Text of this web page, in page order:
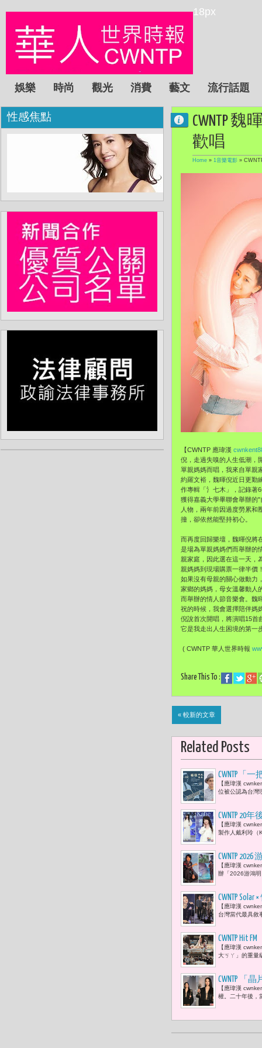
18px
娛樂 時尚 觀光 消費 藝文 流行話題
CWNTP
歡唱
Home » 1音樂電影 »
【CWNTP 應瑋漢
倪，走過失嗅的人生低潮，
單親媽媽而唱，我來自單親
約羅文裕，魏暉倪近日更勤
作專輯「氵七木」，記錄著
獲得嘉義大學畢聯會舉辦的
人物，兩年前因過度勞累
撞，卻依然能堅持初心。
而再度回歸樂壇，魏暉倪將
是場為單親媽媽們而舉辦的
親家庭，因此選在這一天，
親媽媽到現場購票一律半價
如果沒有母親的關心做動力
家鄉的媽媽，母女溫馨動人
而舉辦的情人節音樂會。魏
祝的時候，我會選擇陪伴媽
倪說首次開唱，將演唱15首
它是我走出人生困境的第一
( CWNTP 華人世界時報
Share This To :
« 較新的文章
Related Posts
CWNTP「
己的歌 」
【應瑋漢
位被公認為台灣
CWNTP
的全新單曲
【應瑋漢
製作人戴利玲（
CWNTP
「有一天
【應瑋漢
辦「2026游鴻
CWNTP
啦！」
【應瑋漢
台灣當代最具敘
CWNTP Hit
輯回歸，
【應瑋漢
大ㄎㄚ」的重量
CWNTP 「
反思台灣
【應瑋漢
權。二十年後，
性感焦點